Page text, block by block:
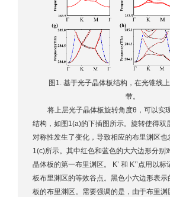
图1. 基于光子晶体板结构，在光锥线
带。
将上层光子晶体板旋转角度θ，可以实
结构，如图1(a)的下插图所示。旋转使得双
对称性发生了变化，导致相应的布里渊区也
1(c)所示。其中红色和蓝色的大六边形分别
晶体板的第一布里渊区。 K’ 和 K’’点用以
板布里渊区的等效谷点。黑色小六边形表
板的布里渊区。需要强调的是，由于布里渊